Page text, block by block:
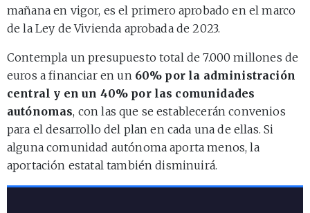
mañana en vigor, es el primero aprobado en el marco
de la Ley de Vivienda aprobada de 2023.
Contempla un presupuesto total de 7.000 millones de
euros a financiar en un 60% por la administración
central y en un 40% por las comunidades
autónomas, con las que se establecerán convenios
para el desarrollo del plan en cada una de ellas. Si
alguna comunidad autónoma aporta menos, la
aportación estatal también disminuirá.